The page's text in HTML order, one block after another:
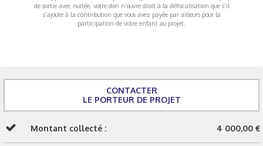
de sortie avec nuitée, votre don n’ouvre droit à la défiscalisation que s’il
s’ajoute à la contribution que vous avez payée par ailleurs pour la
participation de votre enfant au projet.
CONTACTER
LE PORTEUR DE PROJET
Montant collecté : 4 000,00 €